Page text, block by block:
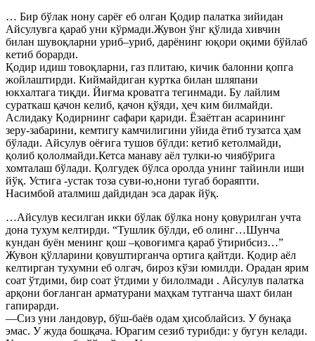
… Бир бўлак нону сарёғ еб олган Қодир палатка зийидан
Айсулувга қараб уни кўрмади.Жувон ўнг қўлида хивчин
билан шувоқларни уриб–уриб, дарёнинг юқори оқими бўйлаб
кетиб борарди.
Қодир идиш товоқларни, газ плитаю, кичик балонни қопга
жойлаштирди. Киймайдиган куртка билан шляпани
юкхалтага тиқди. Йиғма кроватга тегинмади. Бу лайлим
сураткаш қачон келиб, қачон қўяди, ҳеч ким билмайди.
Аслидаку Қодирнинг сафари қариди. Ёзаётган асарининг
зеру-забарини, кемтигу камчилигини уйида ётиб тузатса ҳам
бўлади. Айсулув оёғига тушов бўлди: кетиб кетолмайди,
қолиб қололмайди.Кетса манаву аёл тулки-ю чиябўрига
хомталаш бўлади. Қолгудек бўлса оролда унинг тайинли иши
йўқ. Устига -устак тоза суви-ю,нони тугаб бораяпти.
Насимбой аталмиш дайдидан эса дарак йўқ.
…Айсулув кесилган икки бўлак бўлка нону қовурилган учта
дона тухум келтирди. “Тушлик бўлди, еб олинг…Шунча
кундан буён менинг қош –қовоғимга қараб ўтирибсиз…”
Жувон қўлларини қовуштирганча ортига қайтди. Қодир аёл
келтирган тухумни еб олгач, бироз кўзи юмилди. Орадан ярим
соат ўтдими, бир соат ўтдими у билолмади . Айсулув палатка
арқони боғланган арматурани маҳкам тутганча шахт билан
гапирарди.
—Сиз уни ландовур, бўш-баёв одам ҳисоблайсиз. У бунақа
эмас. У жуда бошқача. Юрагим сезиб турибди: у бугун келади.